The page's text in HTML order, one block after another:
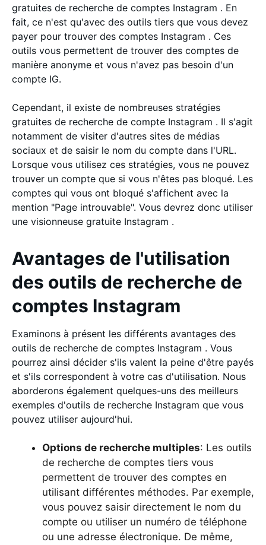
gratuites de recherche de comptes Instagram . En
fait, ce n'est qu'avec des outils tiers que vous devez
payer pour trouver des comptes Instagram . Ces
outils vous permettent de trouver des comptes de
manière anonyme et vous n'avez pas besoin d'un
compte IG.
Cependant, il existe de nombreuses stratégies
gratuites de recherche de compte Instagram . Il s'agit
notamment de visiter d'autres sites de médias
sociaux et de saisir le nom du compte dans l'URL.
Lorsque vous utilisez ces stratégies, vous ne pouvez
trouver un compte que si vous n'êtes pas bloqué. Les
comptes qui vous ont bloqué s'affichent avec la
mention "Page introuvable". Vous devrez donc utiliser
une visionneuse gratuite Instagram .
Avantages de l'utilisation
des outils de recherche de
comptes Instagram
Examinons à présent les différents avantages des
outils de recherche de comptes Instagram . Vous
pourrez ainsi décider s'ils valent la peine d'être payés
et s'ils correspondent à votre cas d'utilisation. Nous
aborderons également quelques-uns des meilleurs
exemples d'outils de recherche Instagram que vous
pouvez utiliser aujourd'hui.
Options de recherche multiples: Les outils
de recherche de comptes tiers vous
permettent de trouver des comptes en
utilisant différentes méthodes. Par exemple,
vous pouvez saisir directement le nom du
compte ou utiliser un numéro de téléphone
ou une adresse électronique. De même,